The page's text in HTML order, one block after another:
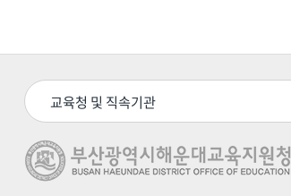
교육청 및 직속기관